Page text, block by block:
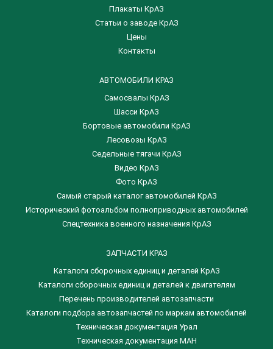
Плакаты КрАЗ
Статьи о заводе КрАЗ
Цены
Контакты
АВТОМОБИЛИ КРАЗ
Самосвалы КрАЗ
Шасси КрАЗ
Бортовые автомобили КрАЗ
Лесовозы КрАЗ
Седельные тягачи КрАЗ
Видео КрАЗ
Фото КрАЗ
Самый старый каталог автомобилей КрАЗ
Исторический фотоальбом полноприводных автомобилей
Спецтехника военного назначения КрАЗ
ЗАПЧАСТИ КРАЗ
Каталоги сборочных единиц и деталей КрАЗ
​Каталоги сборочных единиц и деталей к двигателям
Перечень производителей автозапчасти
Каталоги подбора автозапчастей по маркам автомобилей
Техническая документация Урал
Техническая документация МАН